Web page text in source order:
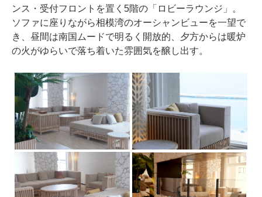
ンス・受付フロントを置く5階の「ロビーラウンジ」。
ソファに座りながら相模湾のオーシャンビューを一望で
き、昼間は南国ムードで明るく開放的、夕方からは暖炉
の火がゆらいで落ち着いた雰囲気を醸し出す。